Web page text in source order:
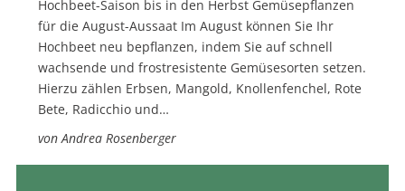
Hochbeet-Saison bis in den Herbst Gemüsepflanzen
für die August-Aussaat Im August können Sie Ihr
Hochbeet neu bepflanzen, indem Sie auf schnell
wachsende und frostresistente Gemüsesorten setzen.
Hierzu zählen Erbsen, Mangold, Knollenfenchel, Rote
Bete, Radicchio und…
von Andrea Rosenberger